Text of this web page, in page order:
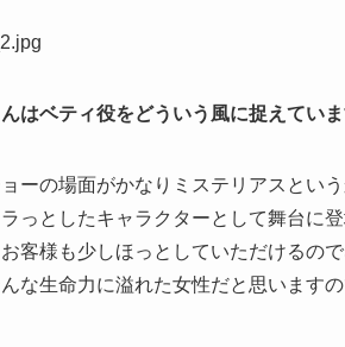
はベティ役をどういう風に捉えていま
ョーの場面がかなりミステリアスとい
っとしたキャラクターとして舞台に
客様も少しほっとしていただけるの
な生命力に溢れた女性だと思います